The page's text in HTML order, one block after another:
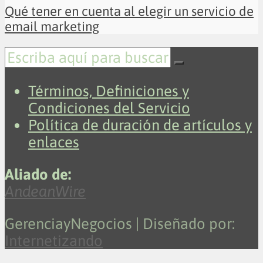
Qué tener en cuenta al elegir un servicio de
email marketing
Términos, Definiciones y
Condiciones del Servicio
Política de duración de artículos y
enlaces
Aliado de:
AndeanWire
GerenciayNegocios | Diseñado por:
Internetizando